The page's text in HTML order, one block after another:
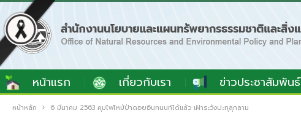
หน้าแรก เกี่ยวกับเรา ข่าวประชาสัมพันธ์
หน้าหลัก 6 มีนาคม 2563 คุมไฟไหม้ป่าดอยอินทนนท์ได้แล้ว เฝ้าระวังปะทุลุกลาม